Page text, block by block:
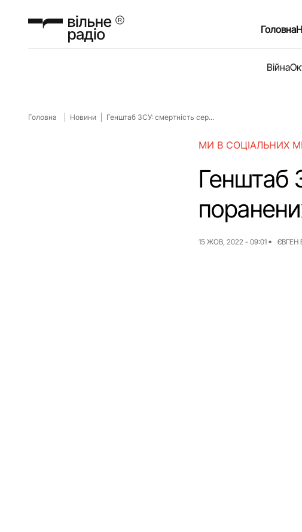
Головна
Війна
Головна Новини Генштаб ЗСУ: смертність сер...
МИ В СОЦІАЛЬНИХ
Генштаб
15 ЖОВ, 2022 - 09:01 ЄВГЕН